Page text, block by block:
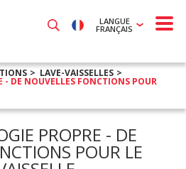
LANGUE
FRANÇAIS
LAVE-VAISSELLES
- DE NOUVELLES FONCTIONS POUR
PROPRE - DE
POUR LE